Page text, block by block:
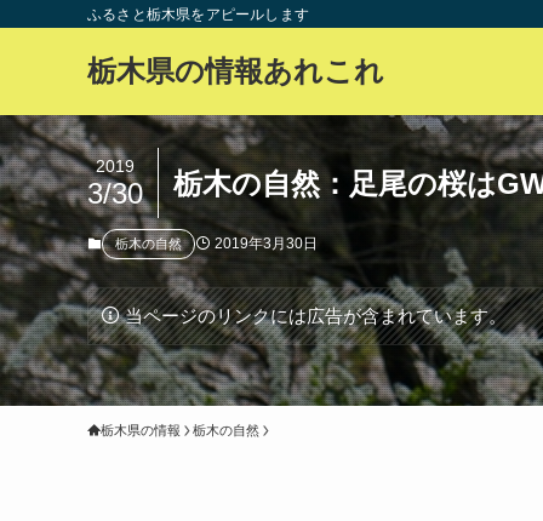
ふるさと栃木県をアピールします
栃木県の情報あれこれ
栃木の自然：足尾の桜は
2019
3/30
栃木の自然 2019年3月30日
当ページのリンクには広告が含まれています。
栃木県の情報 栃木の自然